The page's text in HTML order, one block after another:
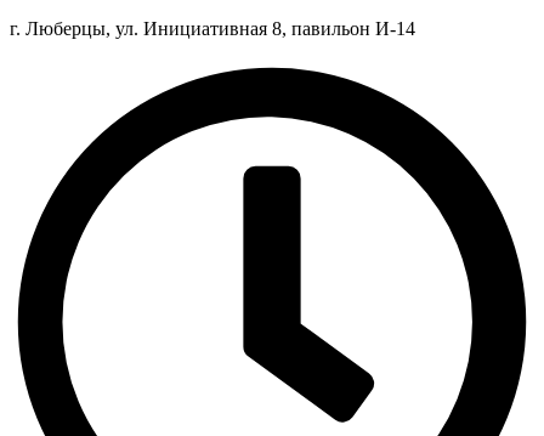
г. Люберцы, ул. Инициативная 8, павильон И-14